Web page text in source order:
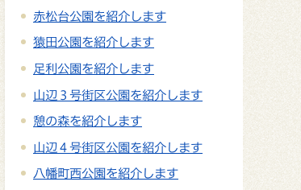
赤松台公園を紹介します
猿田公園を紹介します
足利公園を紹介します
山辺３号街区公園を紹介します
憩の森を紹介します
山辺４号街区公園を紹介します
八幡町西公園を紹介します